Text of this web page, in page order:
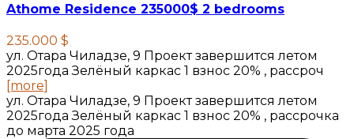
Athome Residence 235000$ 2 bedrooms
235.000 $
ул. Отара Чиладзе, 9 Проект завершится летом
2025года Зелёный каркас 1 взнос 20% , рассроч
[more]
ул. Отара Чиладзе, 9 Проект завершится летом
2025года Зелёный каркас 1 взнос 20% , рассрочка
до марта 2025 года